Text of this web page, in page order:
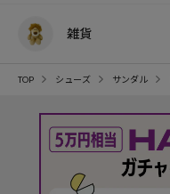
雑貨
TOP シューズ サンダル